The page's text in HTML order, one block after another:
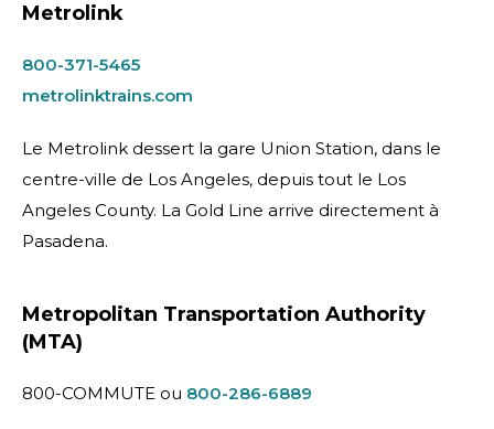
Metrolink
800-371-5465
metrolinktrains.com
Le Metrolink dessert la gare Union Station, dans le
centre-ville de Los Angeles, depuis tout le Los
Angeles County. La Gold Line arrive directement à
Pasadena.
Metropolitan Transportation Authority
(MTA)
800-COMMUTE ou 800-286-6889